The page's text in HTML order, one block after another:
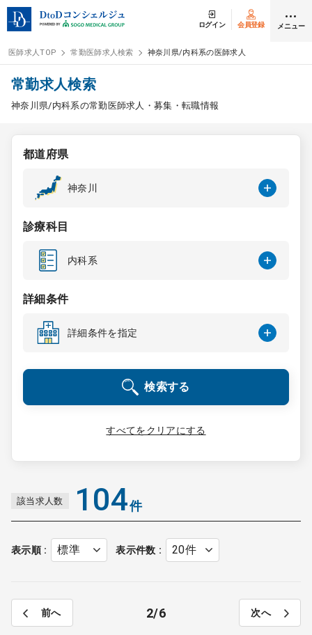
ログイン 会員登録 メニュー
ログイン
医師求人
常勤検索
スポット検索
DtoDの転職・
コンサルタント
成功事例
転職ノウハウ
受付時間 9:00 ～ 18:00（平日）
0120-337-613
クリニック開業
お問合せ
医師求人TOP 常勤医師求人検索 神奈川県/内科系の医師求人
常勤求人検索
神奈川県/内科系の常勤医師求人・募集・転職情報
都道府県
神奈川
診療科目
内科系
詳細条件
詳細条件を指定
検索する
すべてをクリアにする
該当求人数 104件
表示順 表示件数
前へ 2 6 次へ